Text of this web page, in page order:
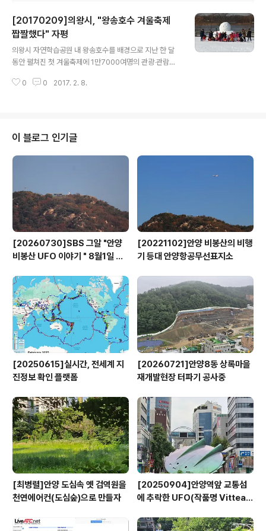
로 활동하면서 주민참여 예산을 심의하고 자문하는 역할을
맡는다. 의왕시는 여성과 장애인, 노인 및 다문화 가족 등
사회적 약자를 대표하는 시민들을 우선 선정하고, 재정‧행
정 등의 분야에 전문성을 가진 시민과 지역별‧성별‧연령대
등을 고려해 균형 있게 선정할 계획이다. 주민참여 예산의
범위는 지역경제 활성화 및 주민편익을 위한 소규모 숙원
[20170209]의왕시, "왕송호수 겨울축제
짭짤했다" 자평
의왕시 자연학습공원 내 왕송호수를 배경으로 지난 한 달
동안 펼쳐진 첫 겨울축제에 1만7000여명의 관광‧관람객
일 또 하나의 상징적인 이벤트로 자리 잡을 전망이다. 의왕
체조, 클레이 체험공예 등 다양한 체험프로그램이 겨울방
학을 맞은 가족단위 이용객의 호평을 얻었다. 프로그램 중
에서도 눈썰매타기, 눈밭에서 놀기는 평일에도 어린이집,
도시에서 쉽게 볼 수 없는 다양한 겨울..
0 0 2017. 2. 8.
이 블로그 인기글
[20260730]SBS 그알 "안양
비봉산 UFO 이야기 " 8월1일 방
[20221102]안양 비봉산의 비행
기 등대 안양항공무선표지소
[20250615]실시간, 전세계 지
진정보 확인 플랫폼
[20260721]안양8동 상록마을
재개발현장 터파기 공사중
[최병렬]안양 도심속 옛 검역원을
천연에어컨(도심숲)으로 만들자
[20250904]안양역앞 교통섬
에 추락한 UFO(작품명 Vitteau